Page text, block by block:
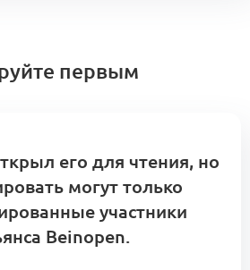
Альянса
0
первым
его для чтения, но
могут только
участники
Beinopen.